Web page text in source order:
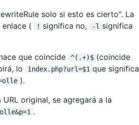
solo si esto es cierto". La
( ! significa no, -l significa
que coincide ^(.+)$ (coincide
lo
index.php?url=$1 que significa
).
original, se agregará a la
.